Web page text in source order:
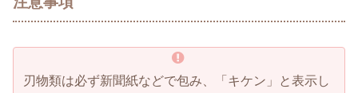
刃物類は必ず新聞紙などで包み、「キケン」と表示し